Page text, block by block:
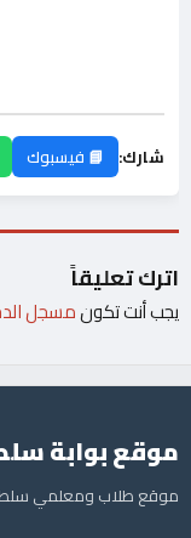
شارك: 📘 فيسبوك
اترك تعليقاً
يجب أنت تكونمسجل
موقع بوابة
موقع طلاب ومعلمي